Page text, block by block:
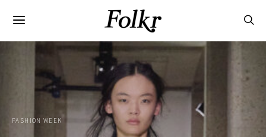
FASHION WEEK